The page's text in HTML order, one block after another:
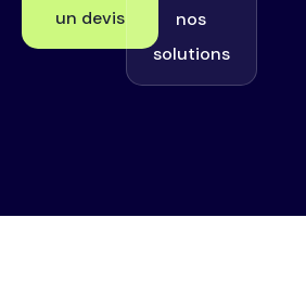
un devis
nos
solutions